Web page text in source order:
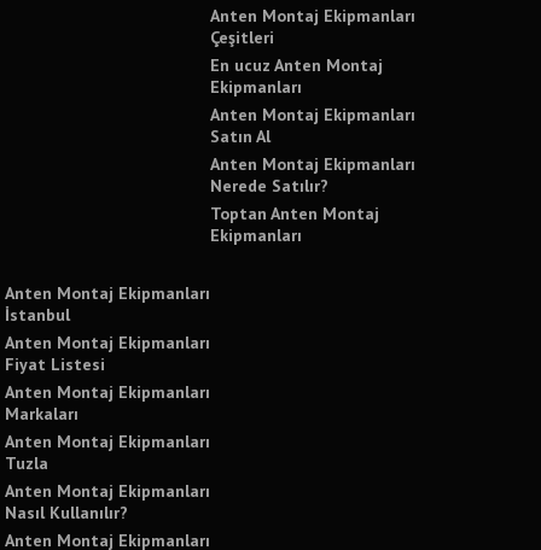
Anten Montaj Ekipmanları
Çeşitleri
En ucuz Anten Montaj
Ekipmanları
Anten Montaj Ekipmanları
Satın Al
Anten Montaj Ekipmanları
Nerede Satılır?
Toptan Anten Montaj
Ekipmanları
Anten Montaj Ekipmanları
İstanbul
Anten Montaj Ekipmanları
Fiyat Listesi
Anten Montaj Ekipmanları
Markaları
Anten Montaj Ekipmanları
Tuzla
Anten Montaj Ekipmanları
Nasıl Kullanılır?
Anten Montaj Ekipmanları